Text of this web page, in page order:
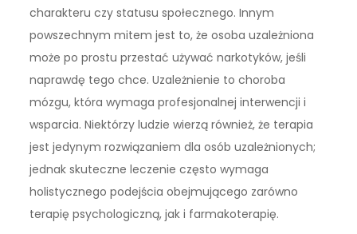
charakteru czy statusu społecznego. Innym
powszechnym mitem jest to, że osoba uzależniona
może po prostu przestać używać narkotyków, jeśli
naprawdę tego chce. Uzależnienie to choroba
mózgu, która wymaga profesjonalnej interwencji i
wsparcia. Niektórzy ludzie wierzą również, że terapia
jest jedynym rozwiązaniem dla osób uzależnionych;
jednak skuteczne leczenie często wymaga
holistycznego podejścia obejmującego zarówno
terapię psychologiczną, jak i farmakoterapię.